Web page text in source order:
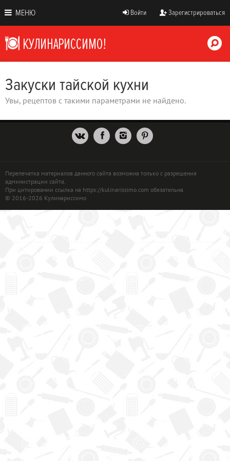
МЕНЮ Войти Зарегистрироваться
Закуски тайской кухни
Увы, рецептов с такими параметрами не найдено.
Перепечатка материалов данного сайта возможна только с разрешения
администрации сайта.
При цитировании ссылка на https://kulinarissimo.com обязательна.
© 2016-2026 Кулинариссимо